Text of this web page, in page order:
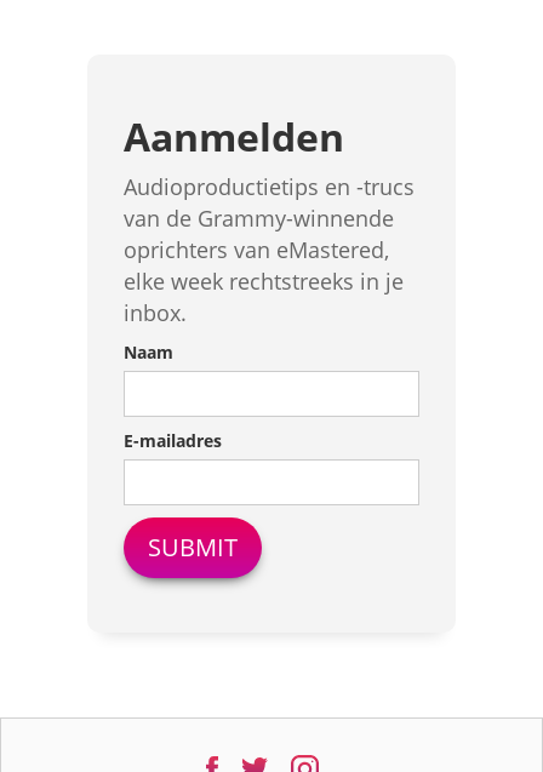
Aanmelden
Audioproductietips en -trucs
van de Grammy-winnende
oprichters van eMastered,
elke week rechtstreeks in je
inbox.
Naam
E-mailadres